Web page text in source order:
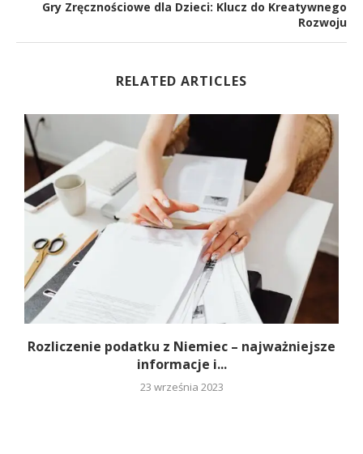
Gry Zręcznościowe dla Dzieci: Klucz do Kreatywnego
Rozwoju
RELATED ARTICLES
Rozliczenie podatku z Niemiec – najważniejsze
informacje i...
23 września 2023